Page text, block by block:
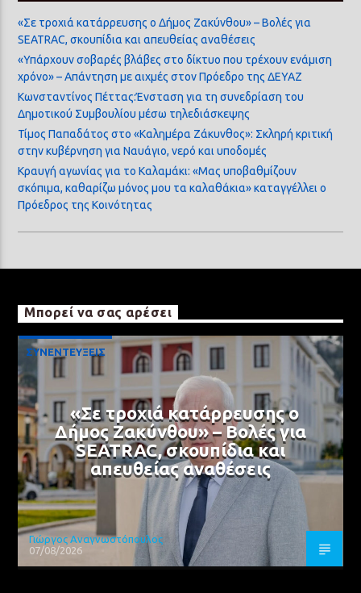
«Σε τροχιά κατάρρευσης ο Δήμος Ζακύνθου» – Βολές για
SEATRAC, σκουπίδια και απευθείας αναθέσεις
«Υπάρχουν σοβαρές βλάβες στο δίκτυο που τρέχουν ενάμιση
χρόνο» – Απάντηση με αιχμές στον Πρόεδρο της ΔΕΥΑΖ
Κωνσταντίνος Πέττας:Ένσταση για τη συνεδρίαση του
Δημοτικού Συμβουλίου μέσω τηλεδιάσκεψης
Τίμος Παπαδάτος στο «Καλημέρα Ζάκυνθος»: Σκληρή κριτική
στην κυβέρνηση για Ναυάγιο, νερό και υποδομές
Κραυγή αγωνίας για το Καλαμάκι: «Μας υποβαθμίζουν
σκόπιμα, καθαρίζω μόνος μου τα καλαθάκια» καταγγέλλει ο
Πρόεδρος της Κοινότητας
Μπορεί να σας αρέσει
ΣΥΝΕΝΤΕΥΞΕΙΣ
«Σε τροχιά κατάρρευσης ο
Δήμος Ζακύνθου» – Βολές για
SEATRAC, σκουπίδια και
απευθείας αναθέσεις
Γιώργος Αναγνωστόπουλος
07/08/2026